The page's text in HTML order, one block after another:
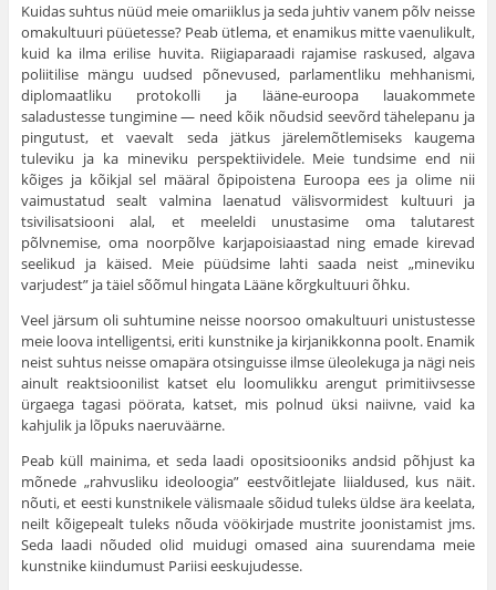
Kuidas suhtus nüüd meie omariiklus ja seda juhtiv vanem põlv neisse
omakultuuri püüetesse? Peab ütlema, et enamikus mitte vaenulikult,
kuid ka ilma erilise huvita. Riigiaparaadi rajamise raskused, algava
poliitilise mängu uudsed põnevused, par­lamentliku mehhanismi,
diplomaatliku protokolli ja lääne-euroopa lauakommete
saladustesse tungimine — need kõik nõudsid seevõrd tähelepanu ja
pingutust, et vaevalt seda jätkus järelemõtlemiseks kaugema
tuleviku ja ka mineviku perspektiividele. Meie tundsime end nii
kõiges ja kõikjal sel määral õpipoistena Euroopa ees ja olime nii
vaimustatud sealt valmina laenatud välisvormidest kultuuri ja
tsivilisatsiooni alal, et meeleldi unustasime oma talutarest
põlvnemise, oma noor­põlve karjapoisiaastad ning emade kirevad
seelikud ja käised. Meie püüdsime lahti saada neist „mineviku
varjudest” ja täiel sõõmul hingata Lääne kõrgkultuuri õhku.
Veel järsum oli suhtumine neisse noorsoo omakultuuri unistustesse
meie loova intelligentsi, eriti kunstnike ja kirjanikkonna poolt. Enamik
neist suhtus neisse omapära otsinguisse ilmse üleolekuga ja nägi neis
ainult reaktsioonilist katset elu loomulikku arengut primitiivsesse
ürgaega tagasi pöörata, katset, mis polnud üksi naiivne, vaid ka
kahjulik ja lõpuks naeruväärne.
Peab küll mainima, et seda laadi opositsiooniks andsid põhjust ka
mõnede „rahvusliku ideoloogia” eestvõitlejate liialdused, kus näit.
nõuti, et eesti kunstnikele välismaale sõidud tuleks üldse ära keelata,
neilt kõigepealt tuleks nõuda vöökirjade must­rite joonistamist jms.
Seda laadi nõuded olid muidugi omased aina suurendama meie
kunstnike kiindumust Pariisi eeskuju­desse.